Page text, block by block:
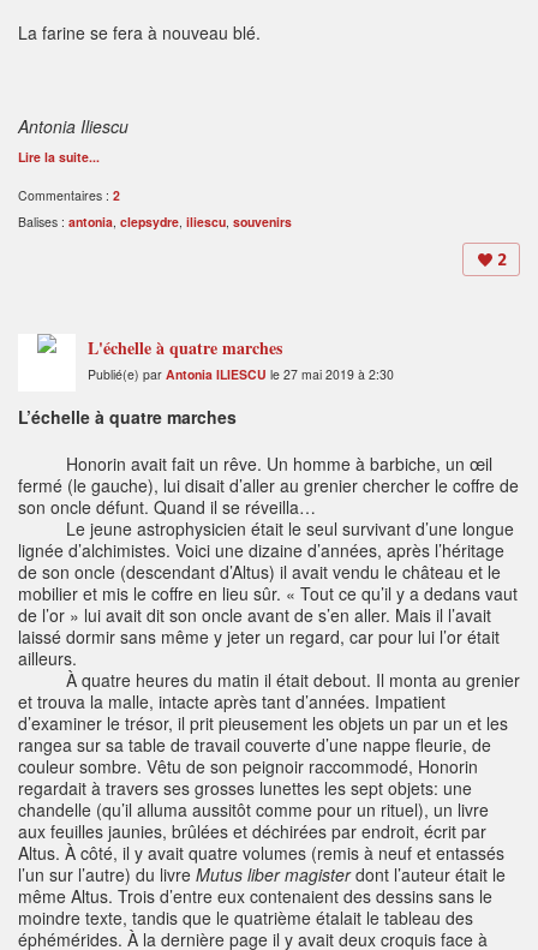
La farine se fera à nouveau blé.
Antonia Iliescu
Lire la suite...
Commentaires : 2
Balises : antonia, clepsydre, iliescu, souvenirs
2
L'échelle à quatre marches
Publié(e) par Antonia ILIESCU le 27 mai 2019 à 2:30
L’échelle à quatre marches
Honorin avait fait un rêve. Un homme à barbiche, un œil
fermé (le gauche), lui disait d’aller au grenier chercher le coffre de
son oncle défunt. Quand il se réveilla…
Le jeune astrophysicien était le seul survivant d’une longue
lignée d’alchimistes. Voici une dizaine d’années, après l’héritage
de son oncle (descendant d’Altus) il avait vendu le château et le
mobilier et mis le coffre en lieu sûr. « Tout ce qu’il y a dedans vaut
de l’or » lui avait dit son oncle avant de s’en aller. Mais il l’avait
laissé dormir sans même y jeter un regard, car pour lui l’or était
ailleurs.
À quatre heures du matin il était debout. Il monta au grenier
et trouva la malle, intacte après tant d’années. Impatient
d’examiner le trésor, il prit pieusement les objets un par un et les
rangea sur sa table de travail couverte d’une nappe fleurie, de
couleur sombre. Vêtu de son peignoir raccommodé, Honorin
regardait à travers ses grosses lunettes les sept objets: une
chandelle (qu’il alluma aussitôt comme pour un rituel), un livre
aux feuilles jaunies, brûlées et déchirées par endroit, écrit par
Altus. À côté, il y avait quatre volumes (remis à neuf et entassés
l’un sur l’autre) du livre Mutus liber magisterdont l’auteur était le
même Altus. Trois d’entre eux contenaient des dessins sans le
moindre texte, tandis que le quatrième étalait le tableau des
éphémérides. À la dernière page il y avait deux croquis face à